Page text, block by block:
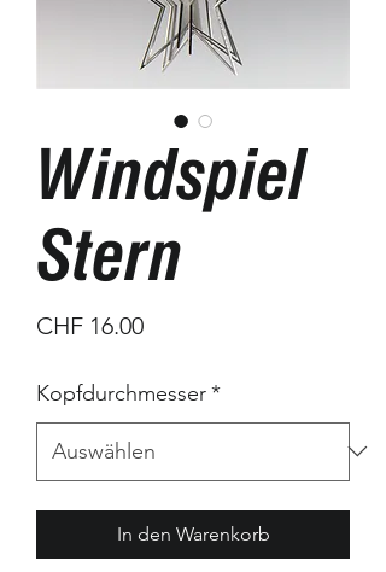
Windspiel
Stern
CHF 16.00Preis
Kopfdurchmesser*
In den Warenkorb